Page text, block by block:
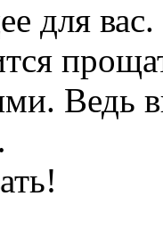
для
Ведь